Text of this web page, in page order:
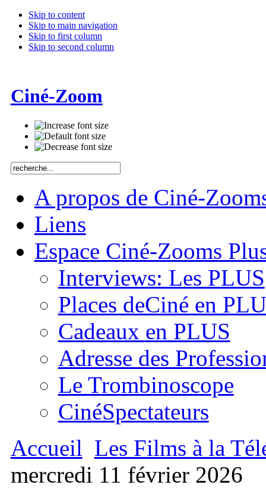
Skip to content
Skip to main navigation
Skip to first column
Skip to second column
Ciné-Zoom
A propos de Ciné-
Liens
Espace Ciné-Zooms
Interviews: Les PLUS
Places deCiné en
Cadeaux en PLUS
Adresse des
Le Trombinoscope
CinéSpectateurs
Accueil Les Films à la
mercredi 11 février 2026